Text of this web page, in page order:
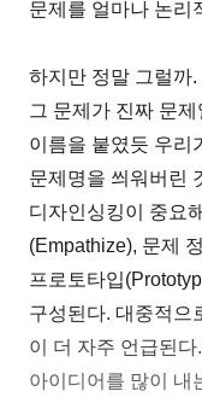
문제를 얼마나 논리
하지만 정말 그럴까
그 문제가 진짜 문제
이름을 붙였듯 우리
문제명을 씌워버린
디자인싱킹이 중요
(Empathize), 문제
프로토타입
구성된다. 대중적으
이 더 자주 언급된
아이디어를 많이 내